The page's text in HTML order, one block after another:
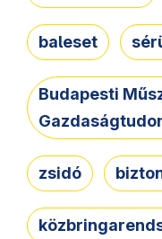
baleset
Budapesti
zsidó